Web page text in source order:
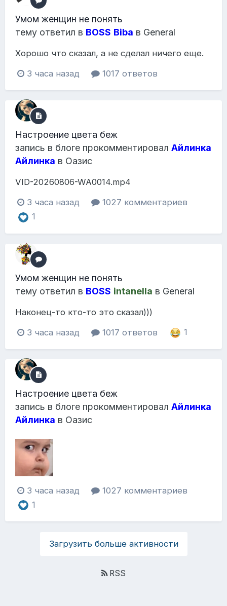
Умом женщин не понять
тему ответил в BOSS Biba в General
Хорошо что сказал, а не сделал ничего еще.
3 часа назад 1017 ответов
Настроение цвета беж
запись в блоге прокомментировал Айлинка
Айлинка в Оазис
VID-20260806-WA0014.mp4
3 часа назад 1027 комментариев
1
Умом женщин не понять
тему ответил в BOSS intanella в General
Наконец-то кто-то это сказал)))
3 часа назад 1017 ответов 1
Настроение цвета беж
запись в блоге прокомментировал Айлинка
Айлинка в Оазис
3 часа назад 1027 комментариев
1
Загрузить больше активности
RSS